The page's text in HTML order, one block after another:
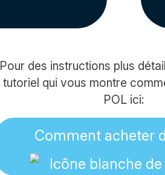
Pour des instructions plus
tutoriel qui vous montre
POL ici:
Comment acheter